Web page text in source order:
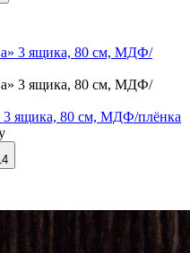
3 ящика, 80 см, МДФ/плёнка